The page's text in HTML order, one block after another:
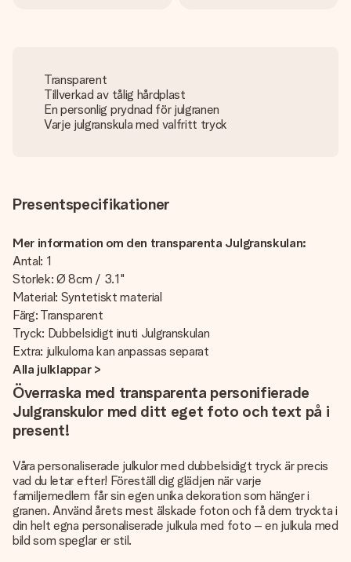
Transparent
Tillverkad av tålig hårdplast
En personlig prydnad för julgranen
Varje julgranskula med valfritt tryck
Presentspecifikationer
Mer information om den transparenta Julgranskulan:
Antal: 1
Storlek: Ø 8cm / 3.1"
Material: Syntetiskt material
Färg: Transparent
Tryck: Dubbelsidigt inuti Julgranskulan
Extra: julkulorna kan anpassas separat
Alla julklappar >
Överraska med transparenta personifierade
Julgranskulor med ditt eget foto och text på i
present!
Våra personaliserade julkulor med dubbelsidigt tryck är precis
vad du letar efter! Föreställ dig glädjen när varje
familjemedlem får sin egen unika dekoration som hänger i
granen. Använd årets mest älskade foton och få dem tryckta i
din helt egna personaliserade julkula med foto – en julkula med
bild som speglar er stil.